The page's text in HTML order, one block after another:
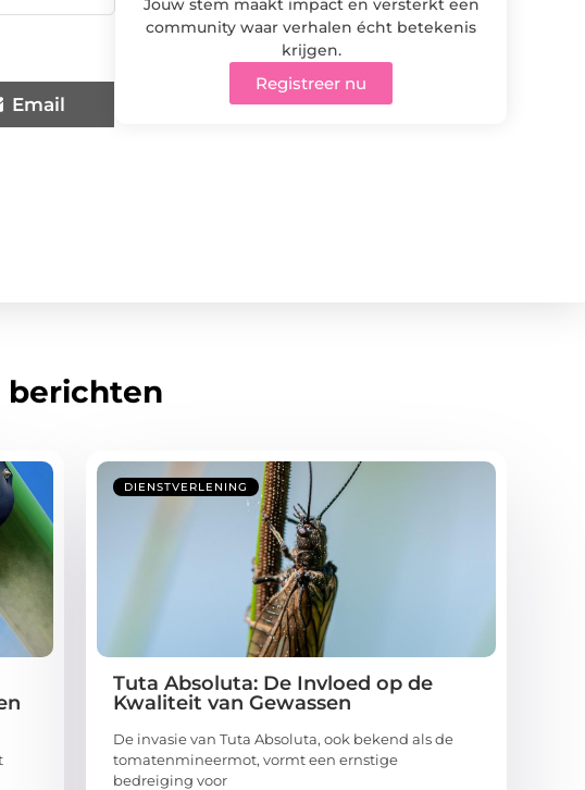
Email
Jouw stem maakt impact en versterkt een
community waar verhalen écht betekenis
krijgen.
Registreer nu
berichten
DIENSTVERLENING
Tuta Absoluta: De Invloed op de
Kwaliteit van Gewassen
De invasie van Tuta Absoluta, ook bekend als de
tomatenmineermot, vormt een ernstige
bedreiging voor